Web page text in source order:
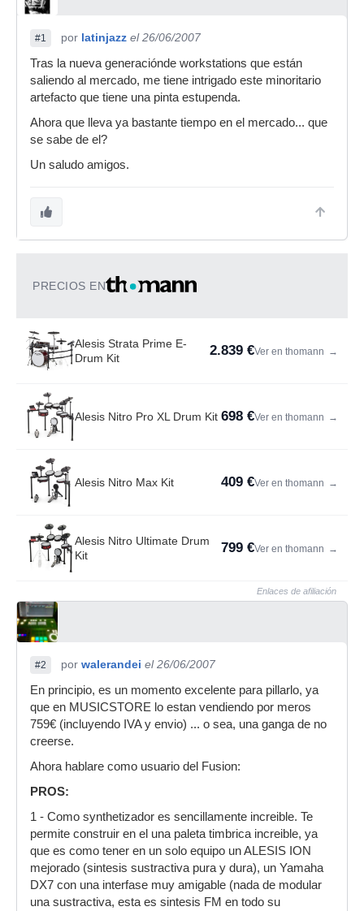
#1 por latinjazz el 26/06/2007
Tras la nueva generaciónde workstations que están
saliendo al mercado, me tiene intrigado este minoritario
artefacto que tiene una pinta estupenda.
Ahora que lleva ya bastante tiempo en el mercado... que
se sabe de el?
Un saludo amigos.
PRECIOS EN
Alesis Strata Prime E-
Drum Kit
2.839 €Ver en thomann →
Alesis Nitro Pro XL Drum Kit 698 €Ver en thomann →
Alesis Nitro Max Kit 409 €Ver en thomann →
Alesis Nitro Ultimate Drum
Kit
799 €Ver en thomann →
Enlaces de afiliación
#2 por walerandei el 26/06/2007
En principio, es un momento excelente para pillarlo, ya
que en MUSICSTORE lo estan vendiendo por meros
759€ (incluyendo IVA y envio) ... o sea, una ganga de no
creerse.
Ahora hablare como usuario del Fusion:
PROS:
1 - Como synthetizador es sencillamente increible. Te
permite construir en el una paleta timbrica increible, ya
que es como tener en un solo equipo un ALESIS ION
mejorado (sintesis sustractiva pura y dura), un Yamaha
DX7 con una interfase muy amigable (nada de modular
una sustractiva, esta es sintesis FM en todo su